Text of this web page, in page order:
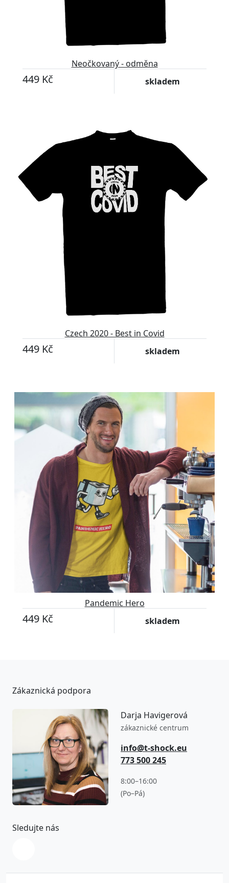
Neočkovaný - odměna
449 Kč skladem
Czech 2020 - Best in Covid
449 Kč skladem
Pandemic Hero
449 Kč skladem
Zákaznická podpora
Darja Havigerová
zákaznické centrum
info@t-shock.eu
773 500 245
8:00–16:00
(Po–Pá)
Sledujte nás